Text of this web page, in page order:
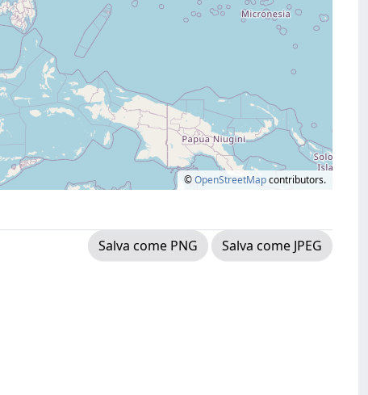
©OpenStreetMapcontributors.
Salva come PNG
Salva come JPEG